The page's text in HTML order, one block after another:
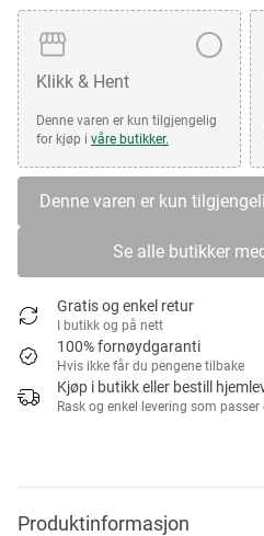
Klikk & Hent
Denne varen er kun tilgjengelig
for kjøp i våre butikker.
Denne varen er kun
Se alle butikker
Gratis og enkel retur
I butikk og på nett
100% fornøydgaranti
Hvis ikke får du pengene tilbake
Kjøp i butikk eller bestill
Rask og enkel levering som passer
Produktinformasjon